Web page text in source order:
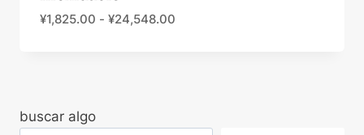
¥1,825.00 - ¥24,548.00
buscar algo